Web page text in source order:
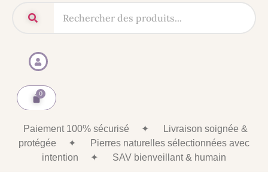
Paiement 100% sécurisé ✦
Livraison soignée &
protégée
✦
Pierres naturelles sélectionnées avec
intention
✦ SAV bienveillant & humain